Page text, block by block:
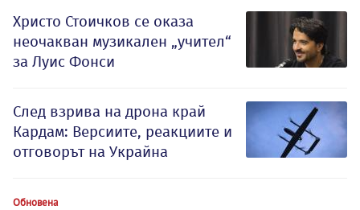
Христо Стоичков се оказа
неочакван музикален „учител“
за Луис Фонси
След взрива на дрона край
Кардам: Версиите, реакциите и
отговорът на Украйна
Обновена